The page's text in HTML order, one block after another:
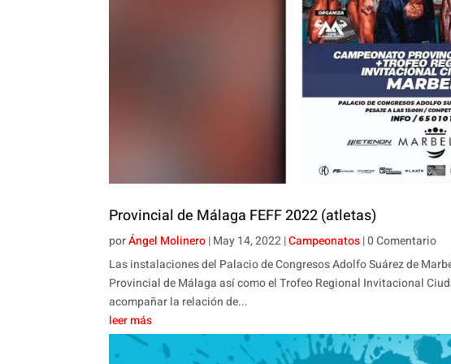
Provincial de Málaga FEFF 2022 (atletas)
porÁngel Molinero|May 14, 2022|Campeonatos| 0 Comentario
Las instalaciones del Palacio de Congresos Adolfo Suárez de
Provincial de Málaga así como el Trofeo Regional Invitacional
acompañar la relación de...
leer más